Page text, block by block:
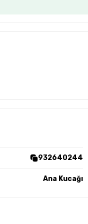
932640244
Ana Kucağı